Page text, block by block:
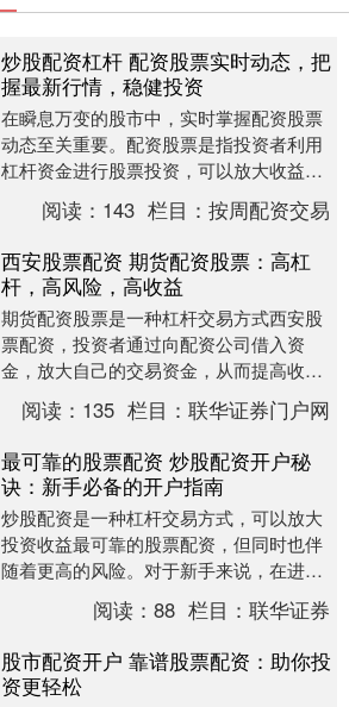
炒股配资杠杆 配资股票实时动态，把
握最新行情，稳健投资
在瞬息万变的股市中，实时掌握配资股票
动态至关重要。配资股票是指投资者利用
杠杆资金进行股票投资，可以放大收益，
但同时也增加了风险。 * **正规合规：**选
择持有....
阅读： 143 栏目：按周配资交易
西安股票配资 期货配资股票：高杠
杆，高风险，高收益
期货配资股票是一种杠杆交易方式西安股
票配资，投资者通过向配资公司借入资
金，放大自己的交易资金，从而提高收益
率。然而，这种交易方式也伴随着极高的
风险。 股票配资的....
阅读： 135 栏目：联华证券门户网
最可靠的股票配资 炒股配资开户秘
诀：新手必备的开户指南
炒股配资是一种杠杆交易方式，可以放大
投资收益最可靠的股票配资，但同时也伴
随着更高的风险。对于新手来说，在进行
配资开户前，掌握正确的开户秘诀至关重
要。 * **监....阅读：88 栏目：联华证券
股市配资开户 靠谱股票配资：助你投
资更轻松